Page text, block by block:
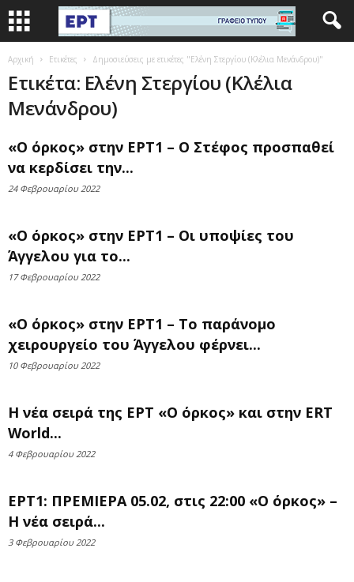
Αρχική Ετικέτες Δημοσιεύσεις με ετικέτες "Ελένη Στεργίου (Κλέλια Μενάνδρου)"
Ετικέτα: Ελένη Στεργίου (Κλέλια
Μενάνδρου)
«Ο όρκος» στην ΕΡΤ1 – Ο Στέφος προσπαθεί
να κερδίσει την...
24 Φεβρουαρίου 2022
«Ο όρκος» στην ΕΡΤ1 – Οι υποψίες του
Άγγελου για το...
17 Φεβρουαρίου 2022
«Ο όρκος» στην ΕΡΤ1 – Το παράνομο
χειρουργείο του Άγγελου φέρνει...
10 Φεβρουαρίου 2022
Η νέα σειρά της ΕΡΤ «Ο όρκος» και στην ERT
World...
4 Φεβρουαρίου 2022
ΕΡΤ1: ΠΡΕΜΙΕΡΑ 05.02, στις 22:00 «Ο όρκος» –
Η νέα σειρά...
3 Φεβρουαρίου 2022